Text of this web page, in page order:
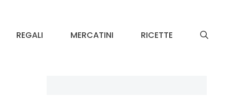
REGALI MERCATINI RICETTE